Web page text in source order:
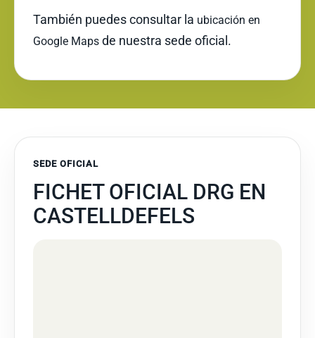
También puedes consultar la ubicación en
Google Maps de nuestra sede oficial.
SEDE OFICIAL
FICHET OFICIAL DRG EN
CASTELLDEFELS